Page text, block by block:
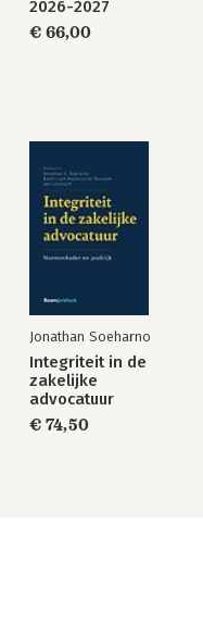
2026-2027
€ 66,00
Jonathan Soeharno
Integriteit in de
zakelijke
advocatuur
€ 74,50